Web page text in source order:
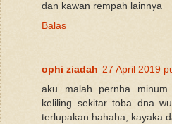
dan kawan rempah lainnya
Balas
ophi ziadah 27 April 2019
aku malah pernha
keliling sekitar toba dna
terlupakan hahaha, kayaka